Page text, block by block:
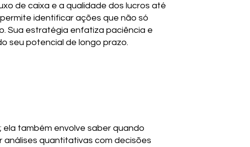
de caixa e a qualidade dos lucros até
identificar ações que não só
Sua estratégia enfatiza paciência e
seu potencial de longo prazo.
também envolve saber quando
análises quantitativas com decisões